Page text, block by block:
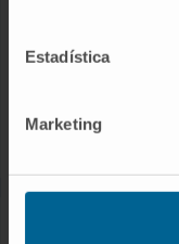
Estadística
Marketing